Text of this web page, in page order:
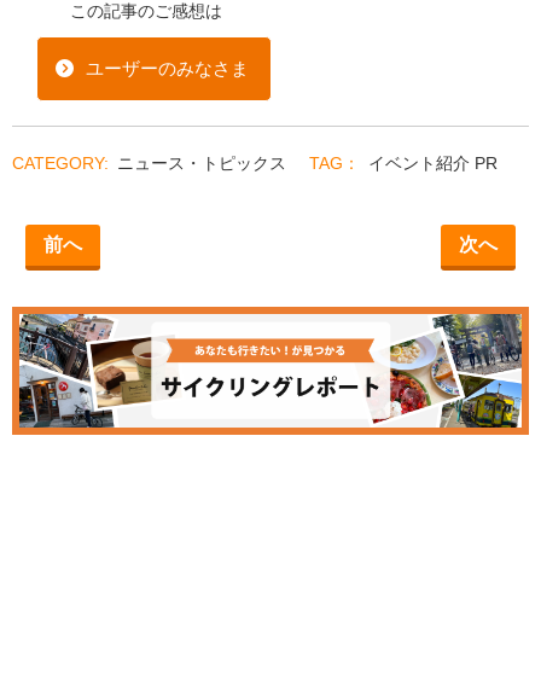
この記事のご感想は
ユーザーのみなさま
ニュース・トピックス イベント紹介 PR
前へ 次へ